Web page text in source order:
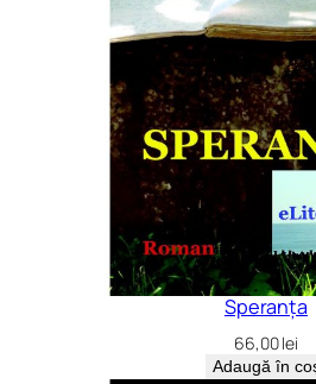
Speranța
66,00lei
Adaugă în